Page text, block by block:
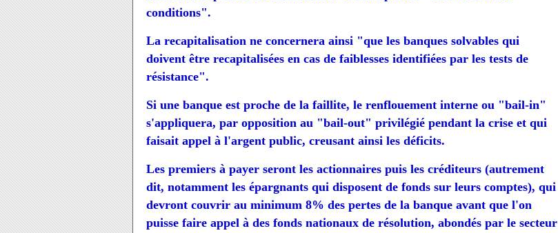
conditions".
La recapitalisation ne concernera ainsi "que les banques solvables qui
doivent être recapitalisées en cas de faiblesses identifiées par les tests de
résistance".
Si une banque est proche de la faillite, le renflouement interne ou "bail-in"
s'appliquera, par opposition au "bail-out" privilégié pendant la crise et qui
faisait appel à l'argent public, creusant ainsi les déficits.
Les premiers à payer seront les actionnaires puis les créditeurs (autrement
dit, notamment les épargnants qui disposent de fonds sur leurs comptes), qui
devront couvrir au minimum 8% des pertes de la banque avant que l'on
puisse faire appel à des fonds nationaux de résolution, abondés par le secteur